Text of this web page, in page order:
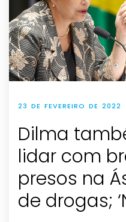
23 DE FEVEREIRO DE 2022
Dilma
lidar com
presos na
de drogas;